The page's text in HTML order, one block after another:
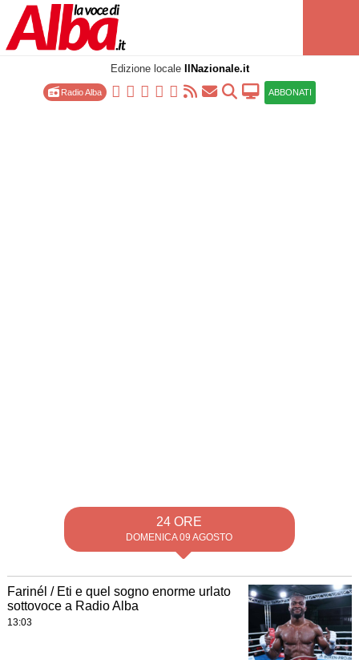
Edizione locale IlNazionale.it
Radio Alba ABBONATI
24 ORE
DOMENICA 09 AGOSTO
Farinél / Eti e quel sogno enorme urlato
sottovoce a Radio Alba
13:03